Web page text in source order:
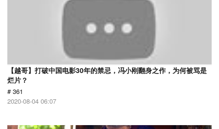
【越哥】打破中国电影30年的禁忌，冯小刚翻身之作，为何被骂是
烂片？
# 361
2020-08-04 06:07